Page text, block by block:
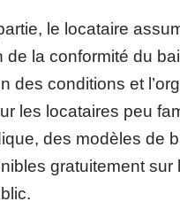
le locataire
de la conformité du
des conditions et
les locataires peu
des modèles de
gratuitement sur